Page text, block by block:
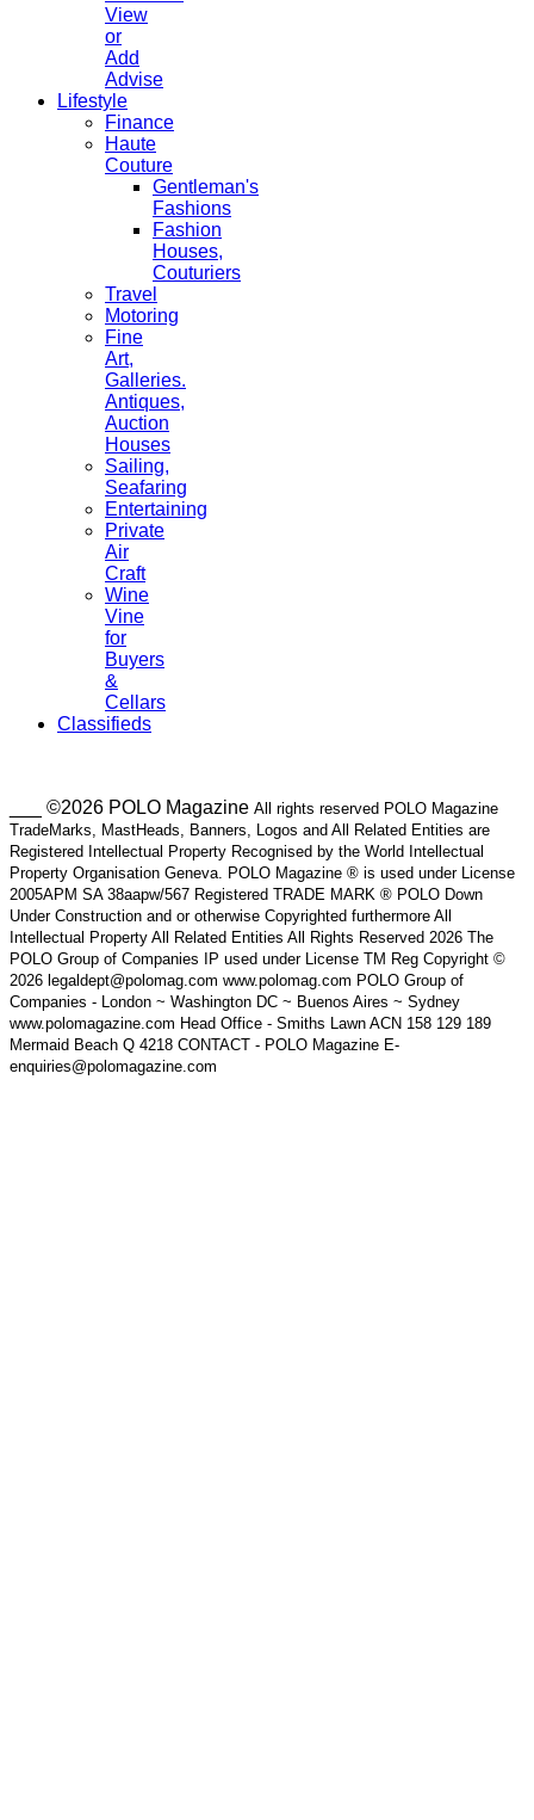
View
or
Add
Advise
Lifestyle
Finance
Haute
Couture
Gentleman's
Fashions
Fashion
Houses,
Couturiers
Travel
Motoring
Fine
Art,
Galleries.
Antiques,
Auction
Houses
Sailing,
Seafaring
Entertaining
Private
Air
Craft
Wine
Vine
for
Buyers
&
Cellars
Classifieds
___ ©2026 POLO Magazine All rights reserved POLO Magazine
TradeMarks, MastHeads, Banners, Logos and All Related Entities are
Registered Intellectual Property Recognised by the World Intellectual
Property Organisation Geneva. POLO Magazine ® is used under License
2005APM SA 38aapw/567 Registered TRADE MARK ® POLO Down
Under Construction and or otherwise Copyrighted furthermore All
Intellectual Property All Related Entities All Rights Reserved 2026 The
POLO Group of Companies IP used under License TM Reg Copyright ©
2026 legaldept@polomag.com www.polomag.com POLO Group of
Companies - London ~ Washington DC ~ Buenos Aires ~ Sydney
www.polomagazine.com Head Office - Smiths Lawn ACN 158 129 189
Mermaid Beach Q 4218 CONTACT - POLO Magazine E-
enquiries@polomagazine.com